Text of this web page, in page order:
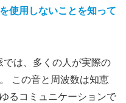
使用しないことを知って
では、多くの人が実際の
この音と周波数は知恵
るコミュニケーションで